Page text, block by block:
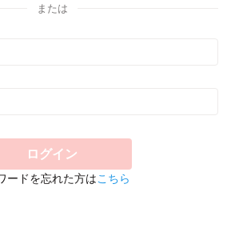
または
ログイン
ードを忘れた方はこちら